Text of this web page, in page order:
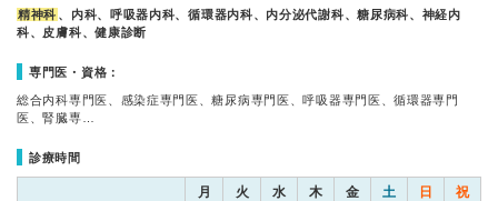
精神科 、内科、呼吸器内科、循環器内科、内分泌代謝科、糖尿病科、神経内
科、皮膚科、健康診断
専門医・資格：
総合内科専門医、感染症専門医、糖尿病専門医、呼吸器専門医、循環器専門
医、腎臓専…
診療時間
月 火 水 木 金 土 日 祝